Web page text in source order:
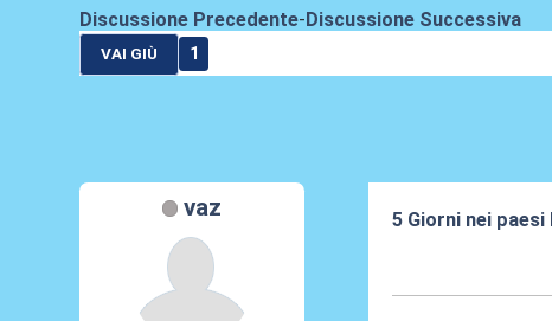
Discussione Precedente- Discussione Successiva
VAI GIÙ 1
vaz
5 Giorni nei paesi